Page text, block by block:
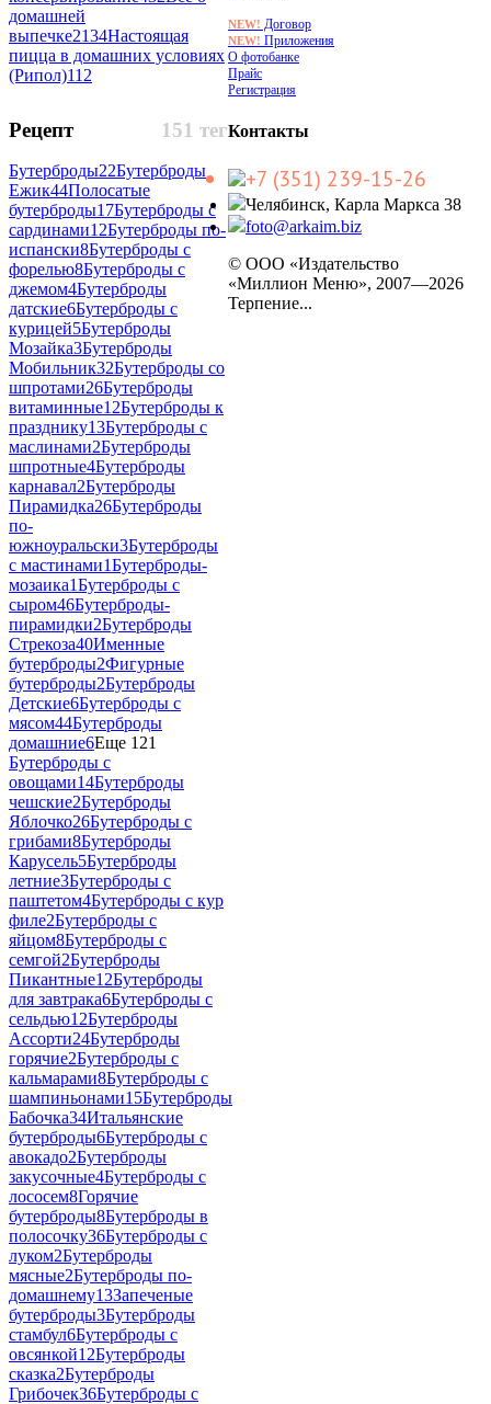
домашней
выпечке2134Настоящая
пицца в домашних условиях
(Рипол)112
151 тег
Рецепт
Бутерброды22Бутерброды
Ежик44Полосатые
бутерброды17Бутерброды с
сардинами12Бутерброды по-
испански8Бутерброды с
форелью8Бутерброды с
джемом4Бутерброды
датские6Бутерброды с
курицей5Бутерброды
Мозайка3Бутерброды
Мобильник32Бутерброды со
шпротами26Бутерброды
витаминные12Бутерброды к
празднику13Бутерброды с
маслинами2Бутерброды
шпротные4Бутерброды
карнавал2Бутерброды
Пирамидка26Бутерброды
по-
южноуральски3Бутерброды
с мастинами1Бутерброды-
мозаика1Бутерброды с
сыром46Бутерброды-
пирамидки2Бутерброды
Стрекоза40Именные
бутерброды2Фигурные
бутерброды2Бутерброды
Детские6Бутерброды с
мясом44Бутерброды
домашние6Еще 121
Бутерброды с
овощами14Бутерброды
чешские2Бутерброды
Яблочко26Бутерброды с
грибами8Бутерброды
Карусель5Бутерброды
летние3Бутерброды с
паштетом4Бутерброды с кур
филе2Бутерброды с
яйцом8Бутерброды с
семгой2Бутерброды
Пикантные12Бутерброды
для завтрака6Бутерброды с
сельдью12Бутерброды
Ассорти24Бутерброды
горячие2Бутерброды с
кальмарами8Бутерброды с
шампиньонами15Бутерброды
Бабочка34Итальянские
бутерброды6Бутерброды с
авокадо2Бутерброды
закусочные4Бутерброды с
лососем8Горячие
бутерброды8Бутерброды в
полосочку36Бутерброды с
луком2Бутерброды
мясные2Бутерброды по-
домашнему13Запеченые
бутерброды3Бутерброды
стамбул6Бутерброды с
овсянкой12Бутерброды
сказка2Бутерброды
Грибочек36Бутерброды с
NEW! Договор
NEW! Приложения
О фотобанке
Прайс
Регистрация
Контакты
+7 (351) 239-15-26
Челябинск, Карла Маркса 38
foto@arkaim.biz
© ООО «Издательство
«Миллион Меню», 2007—2026
Терпение...